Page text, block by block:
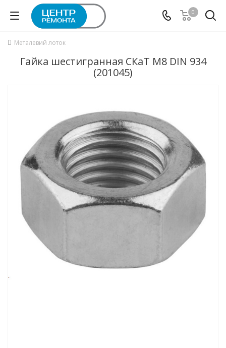
0
Металевий лоток
Гайка шестигранная СКаТ M8 DIN 934
(201045)